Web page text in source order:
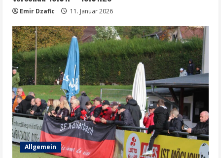
Emir Dzafic 11. Januar 2026
Allgemein